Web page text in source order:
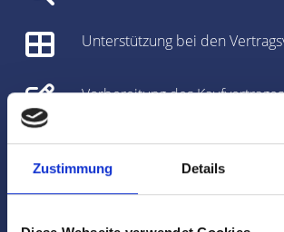
Zustimmung Details
Unterstützung bei den
Vorbereitung des
Vorbereitung und
Notartermins